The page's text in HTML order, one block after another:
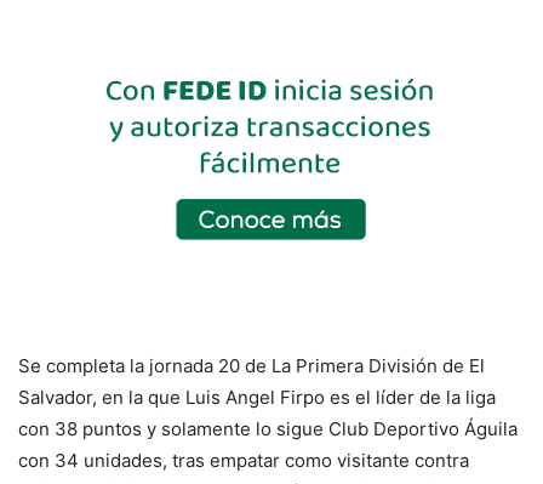
Se completa la jornada 20 de La Primera División de El
Salvador, en la que Luis Angel Firpo es el líder de la liga
con 38 puntos y solamente lo sigue Club Deportivo Águila
con 34 unidades, tras empatar como visitante contra